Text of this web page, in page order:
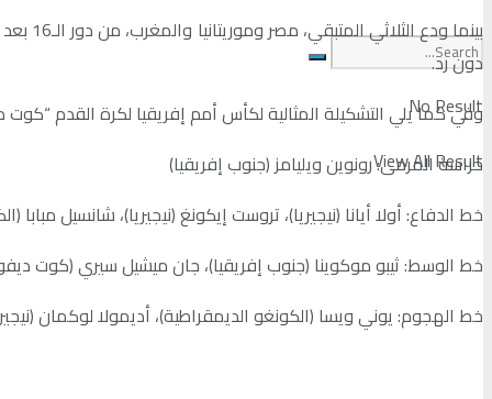
No Result
View All Result
دون رد.
وفي كما يلي التشكيلة المثالية لكأس أمم إفريقيا لكرة القدم “كوت
حراسة المرمى: رونوين ويليامز (جنوب إفريقيا)
خط الدفاع: أولا أيانا (نيجيريا)، تروست إيكونغ (نيجيريا)، شانسيل
خط الوسط: ثيبو موكوينا (جنوب إفريقيا)، جان ميشيل سيري (كوت
خط الهجوم: يوني ويسا (الكونغو الديمقراطية)، أديمولا لوكمان